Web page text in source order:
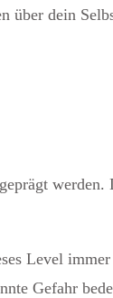
über dein
werden.
Level
Gefahr